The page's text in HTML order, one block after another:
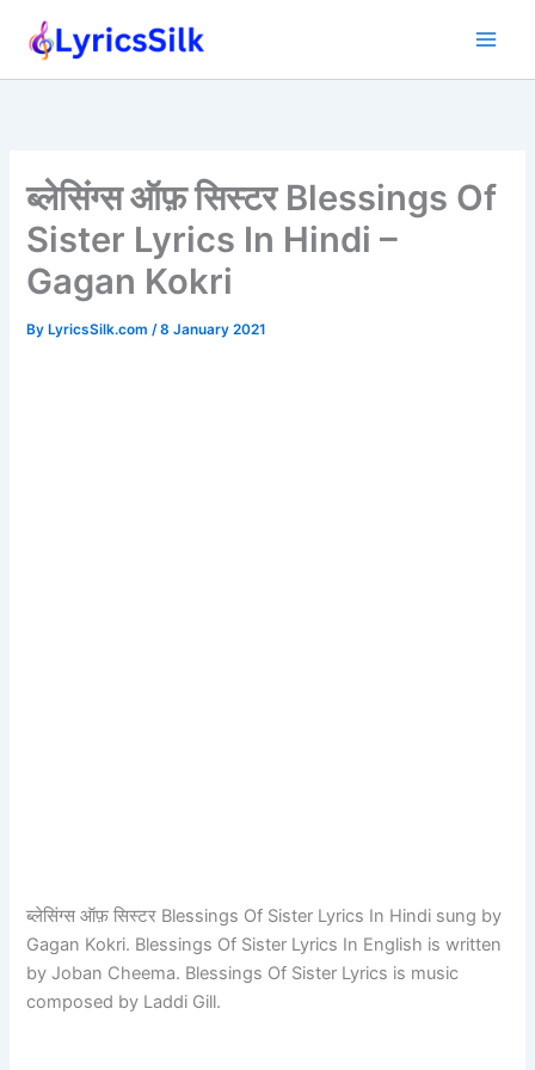
ब्लेसिंग्स ऑफ़ सिस्टर Blessings Of
Sister Lyrics In Hindi –
Gagan Kokri
ByLyricsSilk.com /8 January 2021
ब्लेसिंग्स ऑफ़ सिस्टर Blessings Of Sister Lyrics In Hindi sung by
Gagan Kokri. Blessings Of Sister Lyrics In English is written
by Joban Cheema. Blessings Of Sister Lyrics is music
composed by Laddi Gill.